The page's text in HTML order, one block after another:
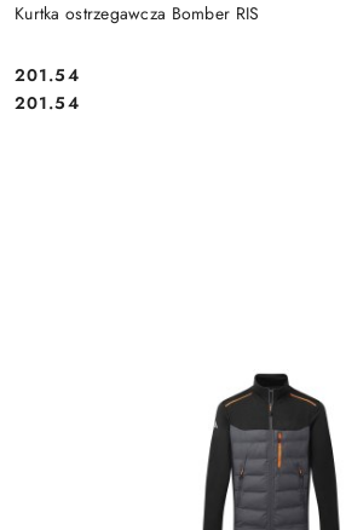
Kurtka ostrzegawcza Bomber RIS
Cena:
201.54
Cena:
201.54